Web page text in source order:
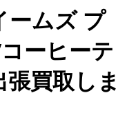
ームズ プ
ーヒーテ
買取しま